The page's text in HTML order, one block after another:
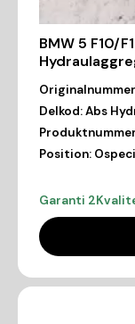
BMW 5 F10/
Delkod:Abs
Position:
Garanti 2